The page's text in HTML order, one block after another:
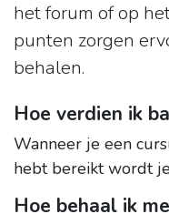
het forum of op
punten zorgen
behalen.
Hoe verdien ik
Wanneer je een
hebt bereikt wordt
Hoe behaal ik